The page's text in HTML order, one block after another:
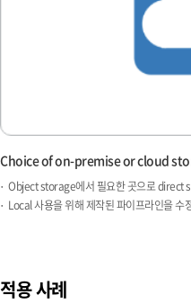
Choice of on-premise or cloud
Object storage에서 필요한 곳으로 direct
Local 사용을 위해 제작된 파이프라인을 수
적용 사례